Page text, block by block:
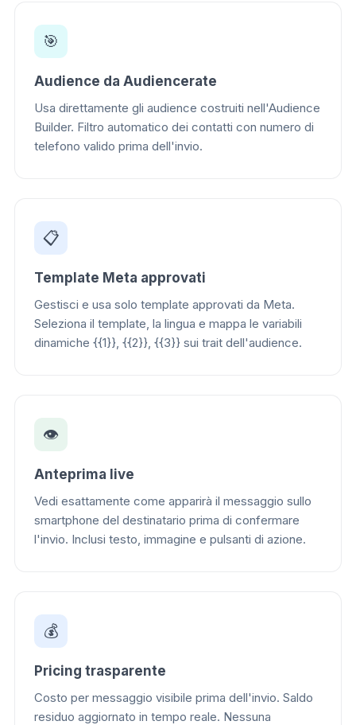
🎯
Audience da Audiencerate
Usa direttamente gli audience costruiti nell'Audience
Builder. Filtro automatico dei contatti con numero di
telefono valido prima dell'invio.
📋
Template Meta approvati
Gestisci e usa solo template approvati da Meta.
Seleziona il template, la lingua e mappa le variabili
dinamiche {{1}}, {{2}}, {{3}} sui trait dell'audience.
👁
Anteprima live
Vedi esattamente come apparirà il messaggio sullo
smartphone del destinatario prima di confermare
l'invio. Inclusi testo, immagine e pulsanti di azione.
💰
Pricing trasparente
Costo per messaggio visibile prima dell'invio. Saldo
residuo aggiornato in tempo reale. Nessuna